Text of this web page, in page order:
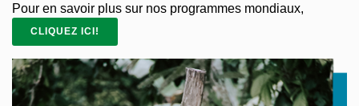
Pour en savoir plus sur nos programmes mondiaux,
CLIQUEZ ICI!